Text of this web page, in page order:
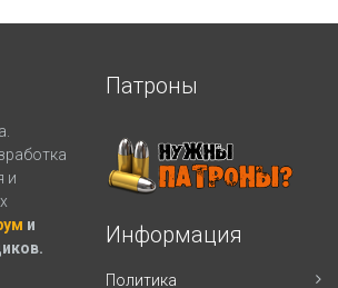
и
и
Патроны
Информация
Политика